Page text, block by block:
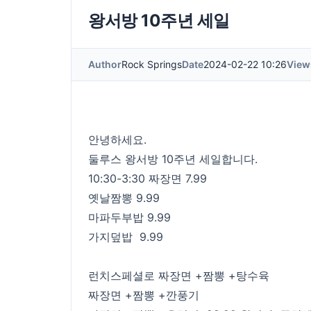
왕서방 10주년 세일
AuthorRock SpringsDate2024-02-22 10:26
안녕하세요.
둘루스 왕서방 10주년 세일합니다.
10:30-3:30 짜장면 7.99
옛날짬뽕 9.99
마파두부밥 9.99
가지덮밥 9.99
런치스페셜로 짜장면 +짬뽕 +탕수육
짜장면 +짬뽕 +깐풍기